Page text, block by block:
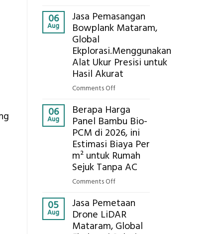
Cooler
Berbasis
Pertanian,
ini
Komponen,
Manfaatnya
06
Aug
Jasa Pemasangan
Bowplank Mataram,
Global
Ekplorasi.Menggunakan
Alat Ukur Presisi untuk
Hasil Akurat
Comments Offon
Pemasangan
Bowplank
Mataram,
Global
Ekplorasi.Menggunakan
Alat
untuk
Hasil
Akurat
06
Aug
Berapa Harga
Panel Bambu Bio-
PCM di 2026, ini
Estimasi Biaya Per
m² untuk Rumah
Sejuk Tanpa AC
Comments Offon
Harga
Panel
Bambu
05
Aug
Jasa Pemetaan
Drone LiDAR
Mataram, Global